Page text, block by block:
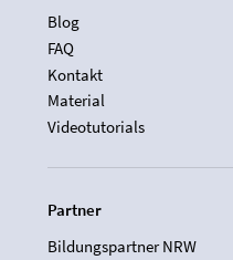
Blog
FAQ
Kontakt
Material
Videotutorials
Partner
Bildungspartner NRW